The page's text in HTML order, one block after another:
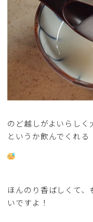
米/ご飯料理・もち料理
麺料理(パスタ・うどん
ハム・ベーコン・ソー
豆腐・厚揚げ・油揚げ
缶詰料理(ツナ・サバ・
等)
乾物・海藻・麩料理
のど越しがよいらしく
というか飲んでくれる
ほんのり香ばしくて
いですよ！